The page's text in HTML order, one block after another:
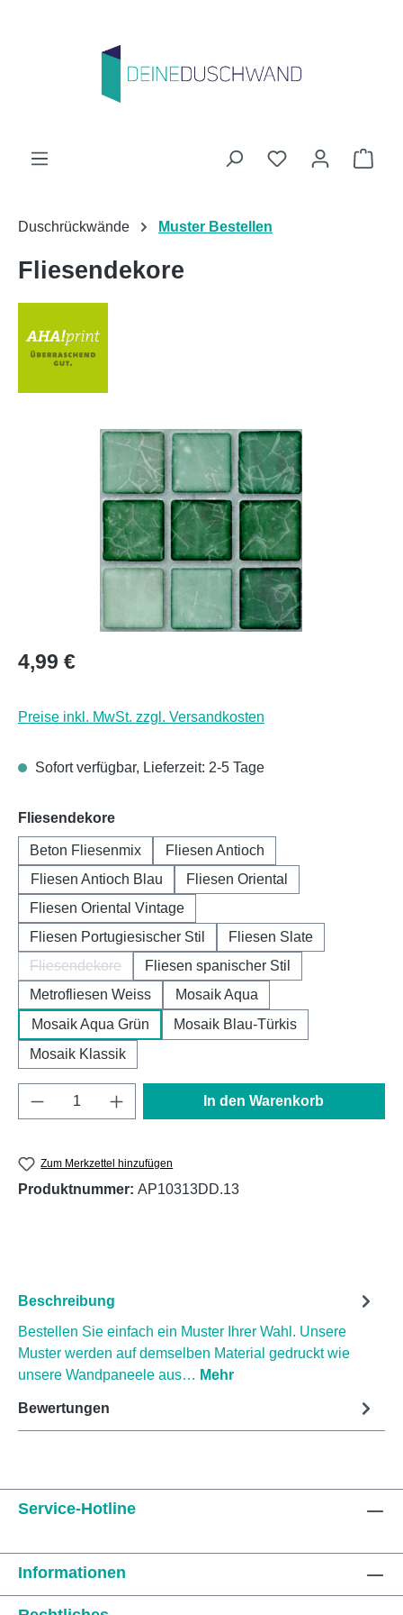
Du hast 0
Duschrückwände Muster Bestellen
Fliesendekore
Regulärer Preis:
4,99 €
Preise inkl. MwSt. zzgl. Versandkosten
Sofort verfügbar, Lieferzeit: 2-5 Tage
Fliesendekoreauswählen
Beton Fliesenmix
Fliesen Antioch
Fliesen Antioch Blau
Fliesen Oriental
Fliesen Oriental Vintage
Fliesen Portugiesischer Stil
Fliesen Slate
Fliesendekore
(Diese Option ist zurzeit nicht verfügbar.)
Fliesen spanischer Stil
Metrofliesen Weiss
Mosaik Aqua
Mosaik Aqua Grün
Mosaik Blau-Türkis
Mosaik Klassik
Produkt Anzahl: Gib den gewünschten
In den Warenkorb
Zum Merkzettel hinzufügen
Produktnummer: AP10313DD.13
Beschreibung
Bestellen Sie einfach ein Muster Ihrer Wahl. Unsere
Muster werden auf demselben Material gedruckt wie
unsere Wandpaneele aus… Mehr
Bewertungen
Service-Hotline
Informationen